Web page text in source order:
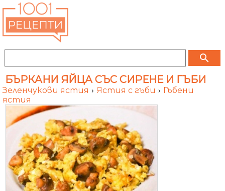
search
БЪРКАНИ ЯЙЦА СЪС СИРЕНЕ И ГЪБИ
Зеленчукови ястия › Ястия с гъби › Гъбени
ястия